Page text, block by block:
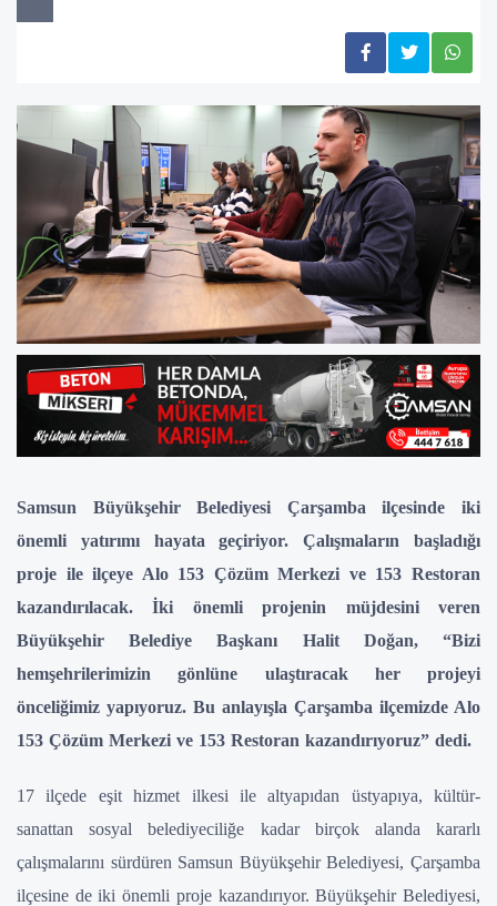
Samsun Büyükşehir Belediyesi Çarşamba ilçesinde iki
önemli yatırımı hayata geçiriyor. Çalışmaların başladığı
proje ile ilçeye Alo 153 Çözüm Merkezi ve 153 Restoran
kazandırılacak. İki önemli projenin müjdesini veren
Büyükşehir Belediye Başkanı Halit Doğan, “Bizi
hemşehrilerimizin gönlüne ulaştıracak her projeyi
önceliğimiz yapıyoruz. Bu anlayışla Çarşamba ilçemizde Alo
153 Çözüm Merkezi ve 153 Restoran kazandırıyoruz” dedi.
17 ilçede eşit hizmet ilkesi ile altyapıdan üstyapıya, kültür-
sanattan sosyal belediyeciliğe kadar birçok alanda kararlı
çalışmalarını sürdüren Samsun Büyükşehir Belediyesi, Çarşamba
ilçesine de iki önemli proje kazandırıyor. Büyükşehir Belediyesi,